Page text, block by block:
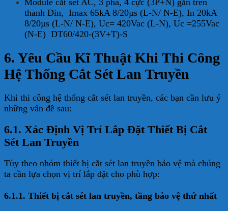
Module cắt sét AC, 3 pha, 4 cực (3P+N) gắn trên
thanh Din, Imax 65kA 8/20µs (L-N/ N-E), In 20kA
8/20µs (L-N/ N-E), Uc= 420Vac (L-N), Uc =255Vac
(N-E) DT60/420-(3V+T)-S
6. Yêu Cầu Kĩ Thuật Khi Thi Công
Hệ Thống Cắt Sét Lan Truyền
Khi thi công hệ thống cắt sét lan truyền, các bạn cần lưu ý
những vấn đề sau:
6.1. Xác Định Vị Trí Lắp Đặt Thiết Bị Cắt
Sét Lan Truyền
Tùy theo nhóm thiết bị cắt sét lan truyền bảo vệ mà chúng
ta cần lựa chọn vị trí lắp đặt cho phù hợp:
6.1.1. Thiết bị cắt sét lan truyền, tầng bảo vệ thứ nhất